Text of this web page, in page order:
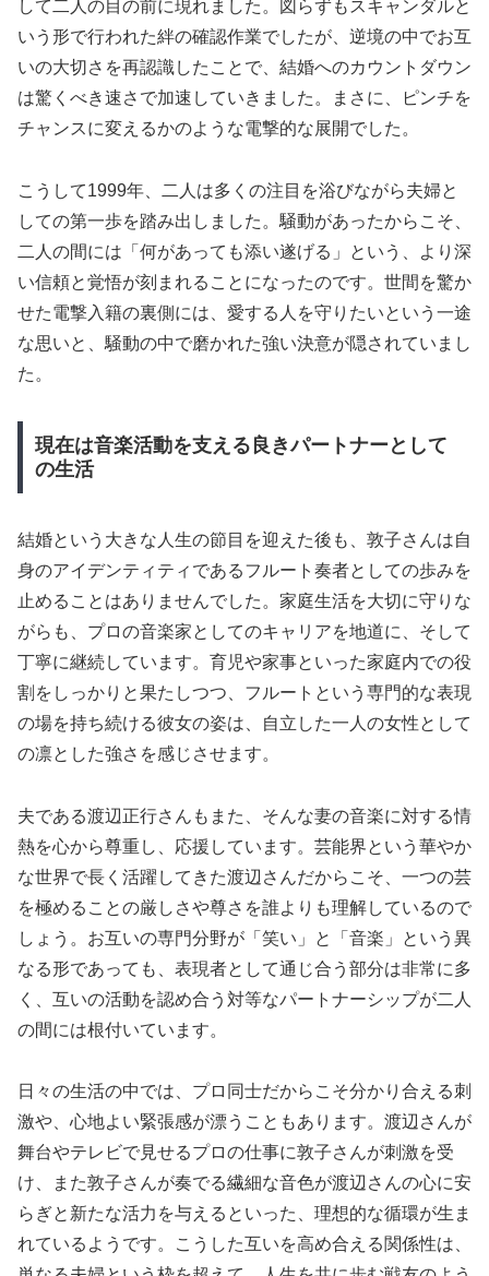
して二人の目の前に現れました。図らずもスキャンダルと
いう形で行われた絆の確認作業でしたが、逆境の中でお互
いの大切さを再認識したことで、結婚へのカウントダウン
は驚くべき速さで加速していきました。まさに、ピンチを
チャンスに変えるかのような電撃的な展開でした。
こうして1999年、二人は多くの注目を浴びながら夫婦と
しての第一歩を踏み出しました。騒動があったからこそ、
二人の間には「何があっても添い遂げる」という、より深
い信頼と覚悟が刻まれることになったのです。世間を驚か
せた電撃入籍の裏側には、愛する人を守りたいという一途
な思いと、騒動の中で磨かれた強い決意が隠されていまし
た。
現在は音楽活動を支える良きパートナーとして
の生活
結婚という大きな人生の節目を迎えた後も、敦子さんは自
身のアイデンティティであるフルート奏者としての歩みを
止めることはありませんでした。家庭生活を大切に守りな
がらも、プロの音楽家としてのキャリアを地道に、そして
丁寧に継続しています。育児や家事といった家庭内での役
割をしっかりと果たしつつ、フルートという専門的な表現
の場を持ち続ける彼女の姿は、自立した一人の女性として
の凛とした強さを感じさせます。
夫である渡辺正行さんもまた、そんな妻の音楽に対する情
熱を心から尊重し、応援しています。芸能界という華やか
な世界で長く活躍してきた渡辺さんだからこそ、一つの芸
を極めることの厳しさや尊さを誰よりも理解しているので
しょう。お互いの専門分野が「笑い」と「音楽」という異
なる形であっても、表現者として通じ合う部分は非常に多
く、互いの活動を認め合う対等なパートナーシップが二人
の間には根付いています。
日々の生活の中では、プロ同士だからこそ分かり合える刺
激や、心地よい緊張感が漂うこともあります。渡辺さんが
舞台やテレビで見せるプロの仕事に敦子さんが刺激を受
け、また敦子さんが奏でる繊細な音色が渡辺さんの心に安
らぎと新たな活力を与えるといった、理想的な循環が生ま
れているようです。こうした互いを高め合える関係性は、